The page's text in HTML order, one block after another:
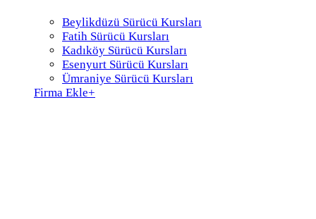
Beylikdüzü Sürücü Kursları
Fatih Sürücü Kursları
Kadıköy Sürücü Kursları
Esenyurt Sürücü Kursları
Ümraniye Sürücü Kursları
Firma Ekle+